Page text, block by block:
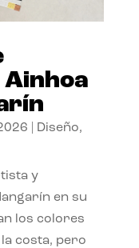
Diseño,
y
en su
los colores
costa, pero